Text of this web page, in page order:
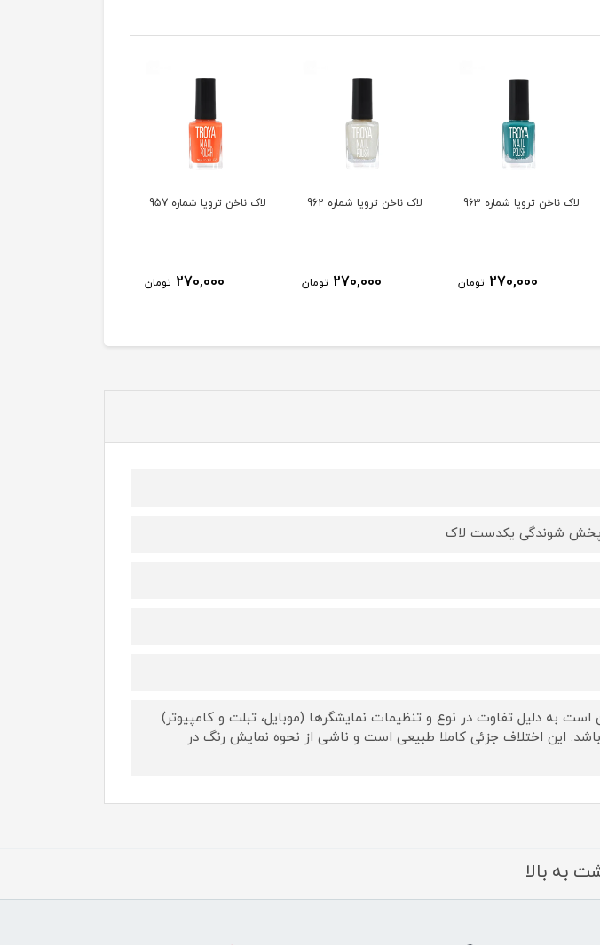
لاک ناخن ترویا شماره 963
270,000 تومان
لاک ناخن ترویا شماره 962
270,000 تومان
لاک ناخن ترویا شماره 957
270,000 تومان
پخش شوندگی یکدست لاک
به دلیل تفاوت در نوع و تنظیمات نمایشگرها (موبایل، تبلت و کامپیوتر)
این اختلاف جزئی کاملا طبیعی است و ناشی از نحوه نمایش رنگ در
به بالا